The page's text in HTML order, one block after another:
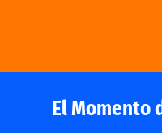
El Momento